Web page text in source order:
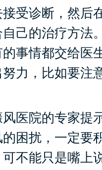
受诊断，然后
己的治疗方法
事情都交给医
力，比如要注
院的专家提
困扰，一定要
不能只是嘴上